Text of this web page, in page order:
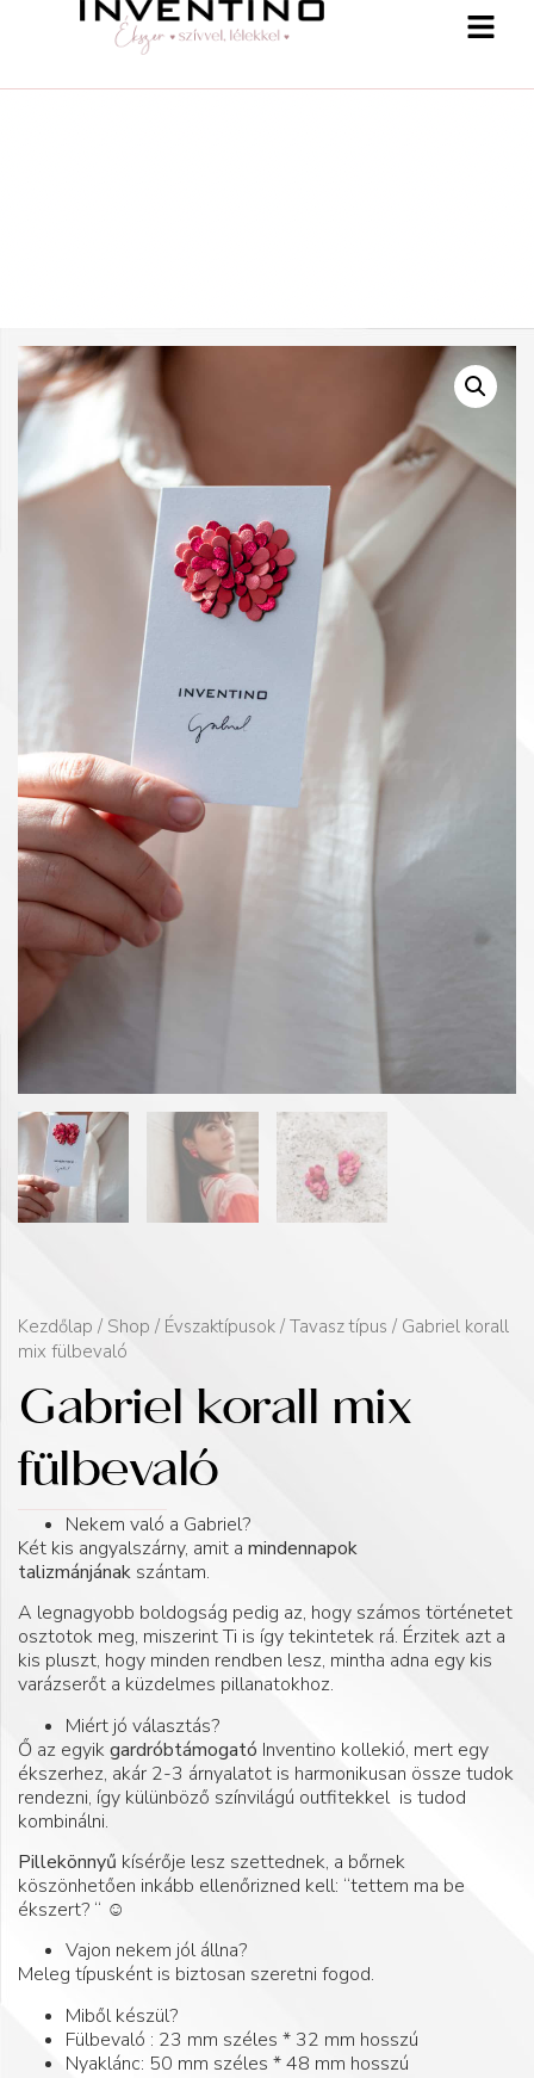
-25 % a webshopban! Kupon: summer25
Kezdőlap / Shop / Évszaktípusok / Tavasz típus / Gabriel korall
mix fülbevaló
Gabriel korall mix
fülbevaló
Nekem való a Gabriel?
Két kis angyalszárny, amit a mindennapok
talizmánjának szántam.
A legnagyobb boldogság pedig az, hogy számos történetet
osztotok meg, miszerint Ti is így tekintetek rá. Érzitek azt a
kis pluszt, hogy minden rendben lesz, mintha adna egy kis
varázserőt a küzdelmes pillanatokhoz.
Miért jó választás?
Ő az egyikgardróbtámogató Inventino kollekió, mert egy
ékszerhez, akár 2-3 árnyalatot is harmonikusan össze tudok
rendezni, így külünböző színvilágú outfitekkel is tudod
kombinálni.
Pillekönnyű kísérője lesz szettednek, a bőrnek
köszönhetően inkább ellenőrizned kell: “tettem ma be
ékszert? “ ☺️
Vajon nekem jól állna?
Meleg típusként is biztosan szeretni fogod.
Miből készül?
Fülbevaló : 23 mm széles * 32 mm hosszú
Nyaklánc: 50 mm széles * 48 mm hosszú